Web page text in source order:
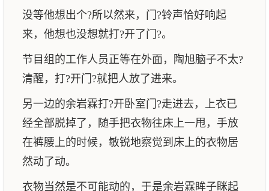
没等他想出个?所以然来，门?铃声恰好响起
来，他想也没想就打?开了门?。
节目组的工作人员正等在外面，陶旭脑子不太?
清醒，打?开门?就把人放了进来。
另一边的余岩霖打?开卧室门?走进去，上衣已
经全部脱掉了，随手把衣物往床上一甩，手放
在裤腰上的时候，敏锐地察觉到床上的衣物居
然动了动。
衣物当然是不可能动的，于是余岩霖眸子眯起